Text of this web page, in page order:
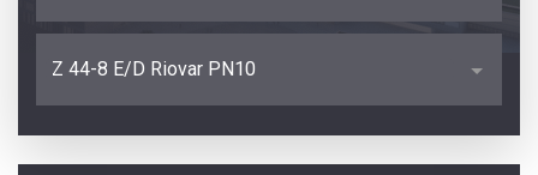
Z 44-8 E/D Riovar PN10